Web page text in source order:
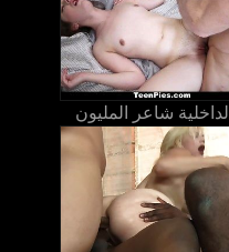
الداخلية شاعر المليون